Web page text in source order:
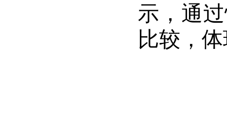
示，通
比较，